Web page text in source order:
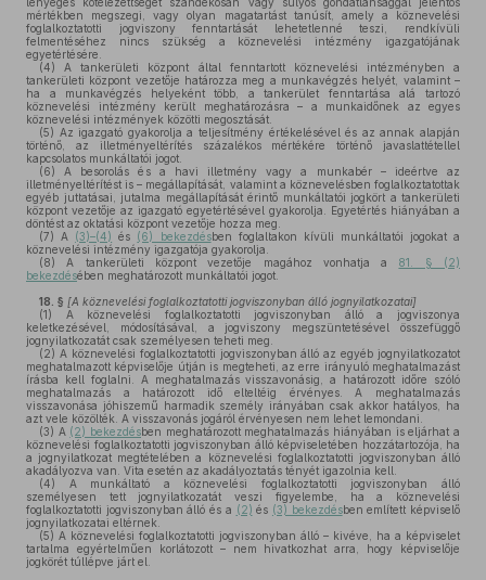
mértékben megszegi, vagy olyan magatartást tanúsít, amely a köznevelési
foglalkoztatotti jogviszony fenntartását lehetetlenné teszi, rendkívüli
felmentéséhez nincs szükség a köznevelési intézmény igazgatójának
egyetértésére.
(4) A tankerületi központ által fenntartott köznevelési intézményben a
tankerületi központ vezetője határozza meg a munkavégzés helyét, valamint –
ha a munkavégzés helyeként több, a tankerület fenntartása alá tartozó
köznevelési intézmény került meghatározásra – a munkaidőnek az egyes
köznevelési intézmények közötti megosztását.
(5) Az igazgató gyakorolja a teljesítmény értékelésével és az annak alapján
történő, az illetményeltérítés százalékos mértékére történő javaslattétellel
kapcsolatos munkáltatói jogot.
(6) A besorolás és a havi illetmény vagy a munkabér – ideértve az
illetményeltérítést is – megállapítását, valamint a köznevelésben foglalkoztatottak
egyéb juttatásai, jutalma megállapítását érintő munkáltatói jogkört a tankerületi
központ vezetője az igazgató egyetértésével gyakorolja. Egyetértés hiányában a
döntést az oktatási központ vezetője hozza meg.
(7) A (3)–(4) és (6) bekezdésben foglaltakon kívüli munkáltatói jogokat a
köznevelési intézmény igazgatója gyakorolja.
(8) A tankerületi központ vezetője magához vonhatja a 81. § (2)
bekezdésében meghatározott munkáltatói jogot.
18. § [A köznevelési foglalkoztatotti jogviszonyban álló jognyilatkozatai]
(1) A köznevelési foglalkoztatotti jogviszonyban álló a jogviszonya
keletkezésével, módosításával, a jogviszony megszüntetésével összefüggő
jognyilatkozatát csak személyesen teheti meg.
(2) A köznevelési foglalkoztatotti jogviszonyban álló az egyéb jognyilatkozatot
meghatalmazott képviselője útján is megteheti, az erre irányuló meghatalmazást
írásba kell foglalni. A meghatalmazás visszavonásig, a határozott időre szóló
meghatalmazás a határozott idő elteltéig érvényes. A meghatalmazás
visszavonása jóhiszemű harmadik személy irányában csak akkor hatályos, ha
azt vele közölték. A visszavonás jogáról érvényesen nem lehet lemondani.
(3) A (2) bekezdésben meghatározott meghatalmazás hiányában is eljárhat a
köznevelési foglalkoztatotti jogviszonyban álló képviseletében hozzátartozója, ha
a jognyilatkozat megtételében a köznevelési foglalkoztatotti jogviszonyban álló
akadályozva van. Vita esetén az akadályoztatás tényét igazolnia kell.
(4) A munkáltató a köznevelési foglalkoztatotti jogviszonyban álló
személyesen tett jognyilatkozatát veszi figyelembe, ha a köznevelési
foglalkoztatotti jogviszonyban álló és a (2) és (3) bekezdésben említett képviselő
jognyilatkozatai eltérnek.
(5) A köznevelési foglalkoztatotti jogviszonyban álló – kivéve, ha a képviselet
tartalma egyértelműen korlátozott – nem hivatkozhat arra, hogy képviselője
jogkörét túllépve járt el.